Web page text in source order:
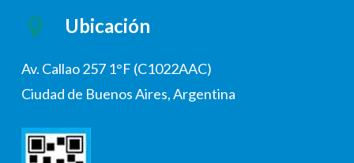
Ubicación
Av. Callao 257 1°F (C1022AAC)
Ciudad de Buenos Aires, Argentina